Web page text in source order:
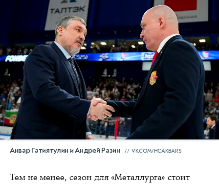
Анвар Гатиятулин и Андрей Разин VK.COM/HCAKBARS
Тем не менее, сезон для «Металлурга» стоит